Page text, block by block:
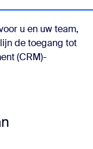
u en uw team,
de toegang tot
(CRM)-